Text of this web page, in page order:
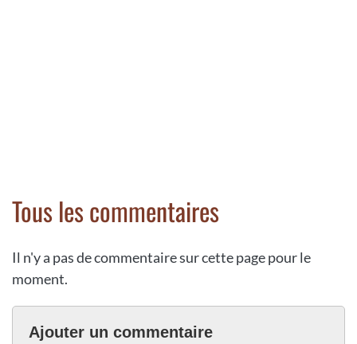
Tous les commentaires
Il n'y a pas de commentaire sur cette page pour le
moment.
Ajouter un commentaire